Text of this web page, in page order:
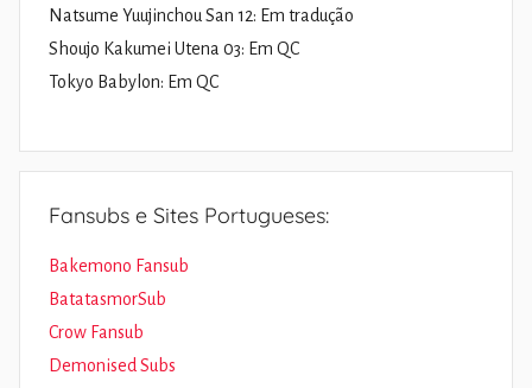
Natsume Yuujinchou San 12: Em tradução
Shoujo Kakumei Utena 03: Em QC
Tokyo Babylon: Em QC
Fansubs e Sites Portugueses:
Bakemono Fansub
BatatasmorSub
Crow Fansub
Demonised Subs